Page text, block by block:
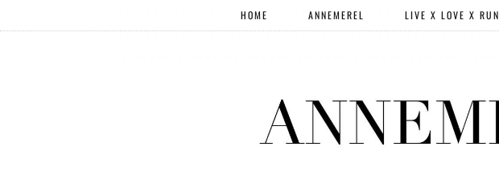
HOME ANNEMEREL LIVE X LOVE X RUN